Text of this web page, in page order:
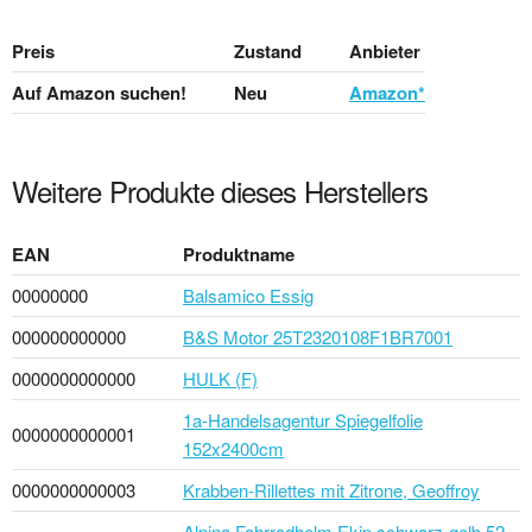
Preis Zustand
Anbieter
Auf Amazon suchen!
Neu Amazon*
Weitere Produkte dieses Herstellers
EAN Produktname
00000000
Balsamico Essig
000000000000
B&S Motor 25T2320108F1BR7001
0000000000000
HULK (F)
0000000000001
1a-Handelsagentur Spiegelfolie
152x2400cm
0000000000003
Krabben-Rillettes mit Zitrone, Geoffroy